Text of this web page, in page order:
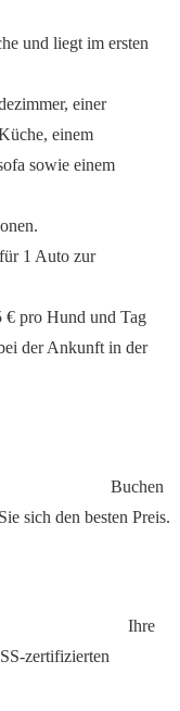
und liegt im ersten
einer
einem
sowie einem
1 Auto zur
€ pro Hund und Tag
der Ankunft in der
sich den besten Preis.
zertifizierten